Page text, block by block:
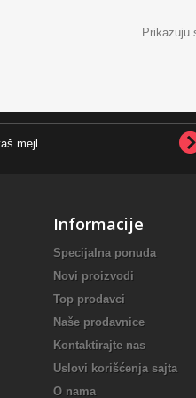
Prikazuju
Informacije
Specijalna ponuda
Novi proizvodi
Top prodavci
Naše prodavnice
Kontaktirajte nas
Uslovi korišćenja sajta
O nama